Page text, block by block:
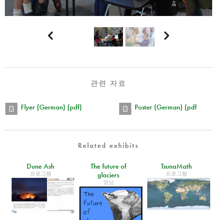
 
관련 자료
Flyer (German) (pdf) Poster (German) (pdf
Related exhibits
Dune Ash
프로그램
The future of
glaciers
영상
TsunaMath
프로그램